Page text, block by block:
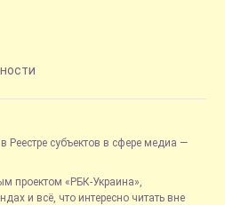
Реестре субъектов в сфере медиа —
проектом «РБК-Украина»,
и всё, что интересно читать вне